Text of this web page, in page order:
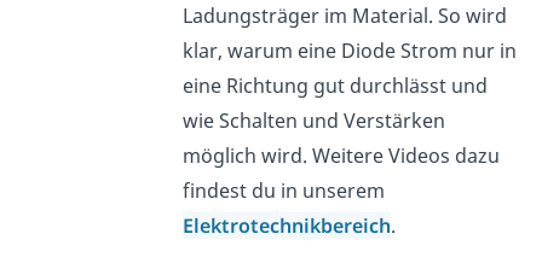
Ladungsträger im Material. So wird
klar, warum eine Diode Strom nur in
eine Richtung gut durchlässt und
wie Schalten und Verstärken
möglich wird. Weitere Videos dazu
findest du in unserem
Elektrotechnikbereich.